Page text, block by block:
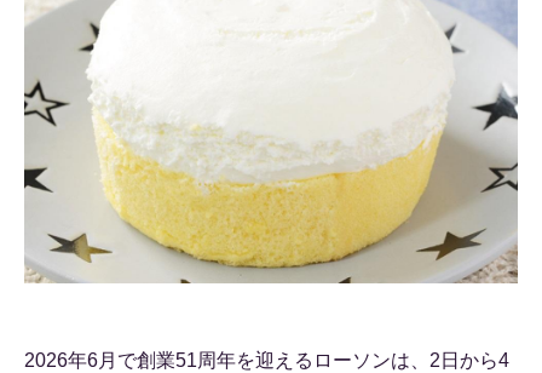
2026年6月で創業51周年を迎えるローソンは、2日から4